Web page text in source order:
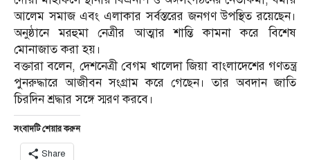
আলেম সমাজ এবং এলাকার সর্বস্তরের জনগণ উপস্থিত রয়েছেন।
অনুষ্ঠানে মরহুমা নেত্রীর আত্মার শান্তি কামনা করে বিশেষ
মোনাজাত করা হয়।
বক্তারা বলেন, দেশনেত্রী বেগম খালেদা জিয়া বাংলাদেশের গণতন্ত্র
পুনরুদ্ধারে আজীবন সংগ্রাম করে গেছেন। তার অবদান জাতি
চিরদিন শ্রদ্ধার সঙ্গে স্মরণ করবে।
সংবাদটি শেয়ার করুন
Share